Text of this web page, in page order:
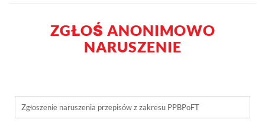
ZGŁOŚ ANONIMOWO
NARUSZENIE